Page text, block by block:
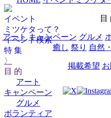
イベント
ミツケタって？
イベント検索
特 集
〉
目 的
アート
キャンペーン
グルメ
ボランティア
目
アート キャンペーン グルメ
癒し 祭り 自然
掲載希望